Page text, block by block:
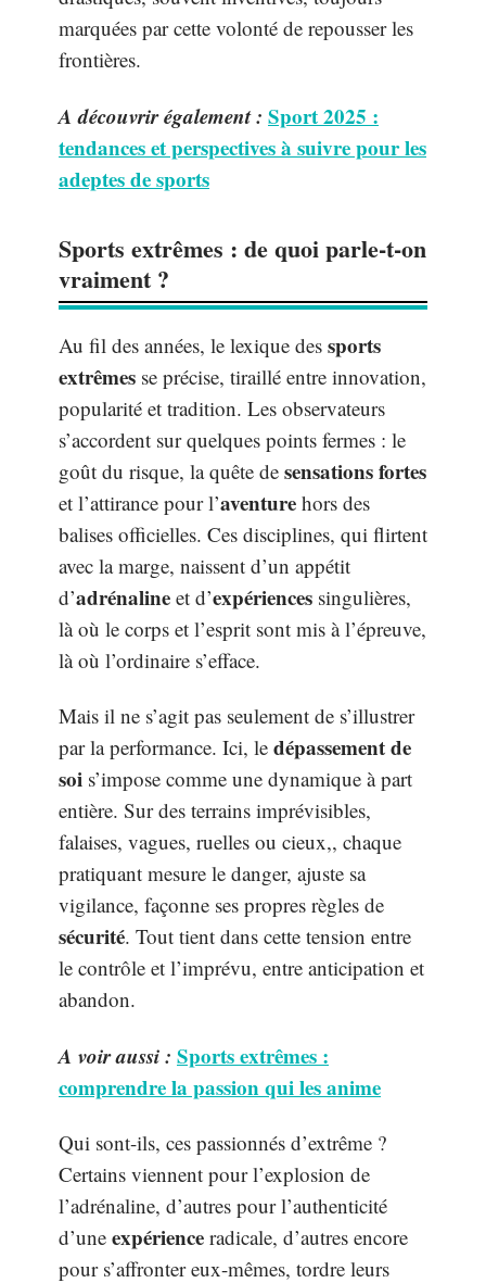
marquées par cette volonté de repousser les
frontières.
A découvrir également : Sport 2025 :
tendances et perspectives à suivre pour les
adeptes de sports
Sports extrêmes : de quoi parle-t-on
vraiment ?
Au fil des années, le lexique des sports
extrêmes se précise, tiraillé entre innovation,
popularité et tradition. Les observateurs
s’accordent sur quelques points fermes : le
goût du risque, la quête de sensations fortes
et l’attirance pour l’aventure hors des
balises officielles. Ces disciplines, qui flirtent
avec la marge, naissent d’un appétit
d’adrénaline et d’expériences singulières,
là où le corps et l’esprit sont mis à l’épreuve,
là où l’ordinaire s’efface.
Mais il ne s’agit pas seulement de s’illustrer
par la performance. Ici, le dépassement de
soi s’impose comme une dynamique à part
entière. Sur des terrains imprévisibles,
falaises, vagues, ruelles ou cieux,, chaque
pratiquant mesure le danger, ajuste sa
vigilance, façonne ses propres règles de
sécurité. Tout tient dans cette tension entre
le contrôle et l’imprévu, entre anticipation et
abandon.
A voir aussi : Sports extrêmes :
comprendre la passion qui les anime
Qui sont-ils, ces passionnés d’extrême ?
Certains viennent pour l’explosion de
l’adrénaline, d’autres pour l’authenticité
d’une expérience radicale, d’autres encore
pour s’affronter eux-mêmes, tordre leurs